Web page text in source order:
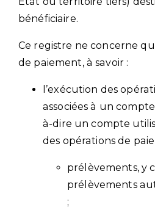
bénéficiaire.
Ce registre ne concerne
de paiement, à savoir :
l’exécution des
associées à un
à-dire un compte
des opérations de
prélèvements, y
prélèvements
;